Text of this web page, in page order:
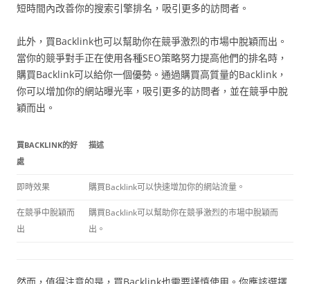
短時間內改善你的搜索引擎排名，吸引更多的訪問者。
此外，買Backlink也可以幫助你在競爭激烈的市場中脫穎而出。
當你的競爭對手正在使用各種SEO策略努力提高他們的排名時，
購買Backlink可以給你一個優勢。通過購買高質量的Backlink，
你可以增加你的網站曝光率，吸引更多的訪問者，並在競爭中脫
穎而出。
買BACKLINK的好
處
描述
即時效果 購買Backlink可以快速增加你的網站流量。
在競爭中脫穎而
出
購買Backlink可以幫助你在競爭激烈的市場中脫穎而
出。